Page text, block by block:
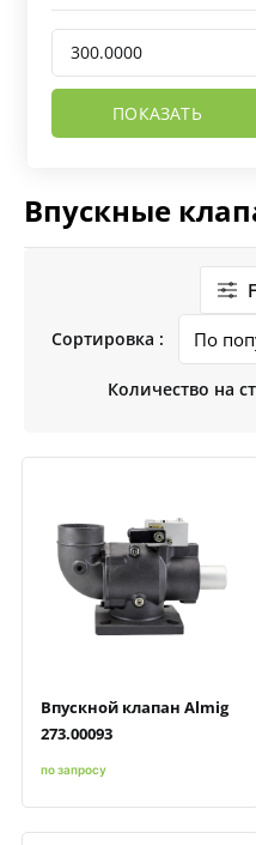
300.0000
Впускные
Сортировка :
Количество на
Быстрый просмотрДобавить к сравнению
Добавить в
Впускной клапан Almig
273.00093
по запросу